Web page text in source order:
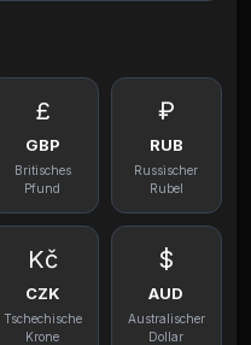
£
GBP
Britisches
Pfund
₽
RUB
Russischer
Rubel
Kč
CZK
Tschechische
Krone
$
AUD
Australischer
Dollar